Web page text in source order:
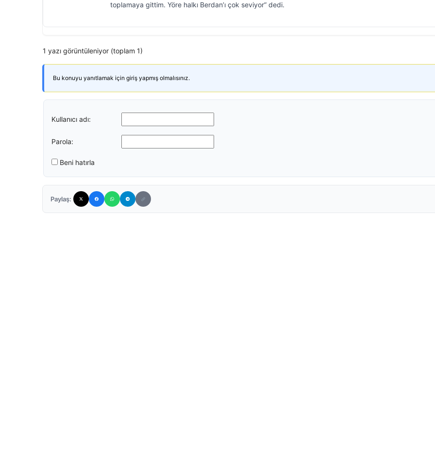
toplamaya gittim. Yöre halkı Berdan’ı çok seviyor” dedi.
1 yazı görüntüleniyor (toplam 1)
Bu konuyu yanıtlamak için giriş yapmış olmalısınız.
Kullanıcı adı:
Parola:
Beni hatırla
Paylaş: